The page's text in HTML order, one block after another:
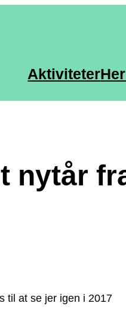
Aktiviteter
nytår
til at se jer igen i 2017